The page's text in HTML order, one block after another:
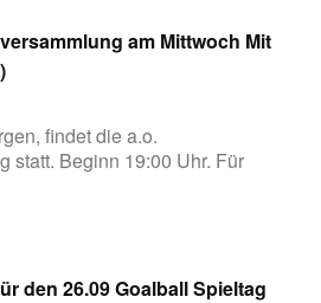
am Mittwoch Mit
findet die a.o.
statt. Beginn 19:00 Uhr. Für
den 26.09 Goalball Spieltag